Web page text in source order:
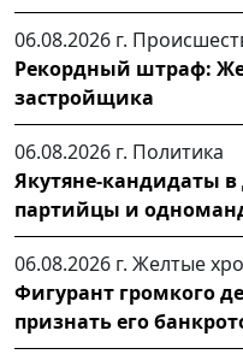
06.08.2026 г.
Рекордный штраф:
застройщика
06.08.2026 г. Политика
Якутяне-кандидаты
партийцы и
06.08.2026 г. Желтые
Фигурант громкого
признать его